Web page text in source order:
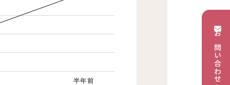
半年前 お問い合わせ